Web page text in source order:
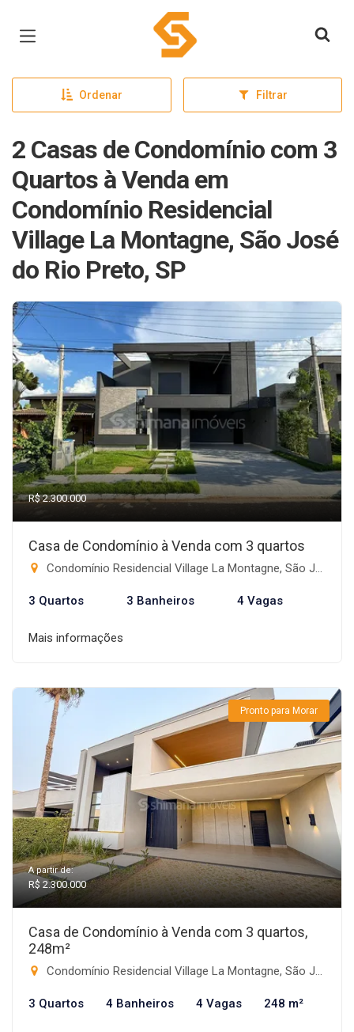
Página inicial
Ordenar Filtrar
2 Casas de Condomínio com 3
Quartos à Venda em
Condomínio Residencial
Village La Montagne, São José
do Rio Preto, SP
R$ 2.300.000
Casa de Condomínio à Venda com 3 quartos
Condomínio Residencial Village La Montagne, São José do Rio Preto-SP
3 Quartos 3 Banheiros 4 Vagas
Mais informações
Pronto para Morar
A partir de:
R$ 2.300.000
Casa de Condomínio à Venda com 3 quartos,
248m²
Condomínio Residencial Village La Montagne, São José do Rio Preto-SP
3 Quartos 4 Banheiros 4 Vagas 248 m²